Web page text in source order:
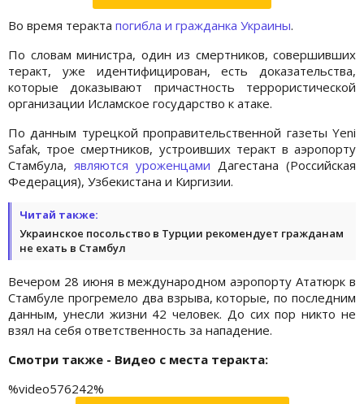
Во время теракта погибла и гражданка Украины.
По словам министра, один из смертников, совершивших
теракт, уже идентифицирован, есть доказательства,
которые доказывают причастность террористической
организации Исламское государство к атаке.
По данным турецкой проправительственной газеты Yeni
Safak, трое смертников, устроивших теракт в аэропорту
Стамбула, являются уроженцами Дагестана (Российская
Федерация), Узбекистана и Киргизии.
Читай также:
Украинское посольство в Турции рекомендует гражданам
не ехать в Стамбул
Вечером 28 июня в международном аэропорту Ататюрк в
Стамбуле прогремело два взрыва, которые, по последним
данным, унесли жизни 42 человек. До сих пор никто не
взял на себя ответственность за нападение.
Смотри также - Видео с места теракта:
%video576242%